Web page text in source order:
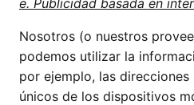
e. Publicidad basada en
Nosotros (o nuestros
podemos utilizar la
por ejemplo, las
únicos de los dispositivos